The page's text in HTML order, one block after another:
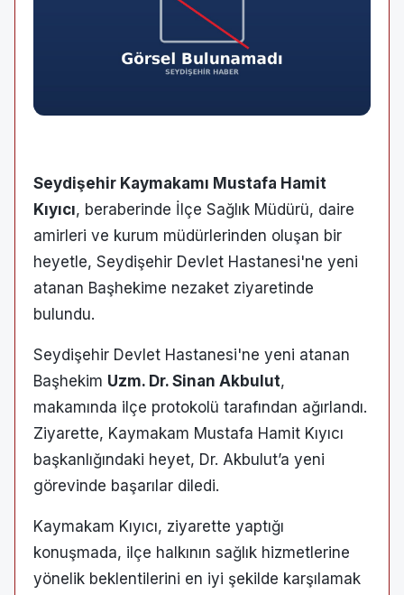
Seydişehir Kaymakamı Mustafa Hamit
Kıyıcı, beraberinde İlçe Sağlık Müdürü, daire
amirleri ve kurum müdürlerinden oluşan bir
heyetle, Seydişehir Devlet Hastanesi'ne yeni
atanan Başhekime nezaket ziyaretinde
bulundu.
Seydişehir Devlet Hastanesi'ne yeni atanan
Başhekim Uzm. Dr. Sinan Akbulut,
makamında ilçe protokolü tarafından ağırlandı.
Ziyarette, Kaymakam Mustafa Hamit Kıyıcı
başkanlığındaki heyet, Dr. Akbulut’a yeni
görevinde başarılar diledi.
Kaymakam Kıyıcı, ziyarette yaptığı
konuşmada, ilçe halkının sağlık hizmetlerine
yönelik beklentilerini en iyi şekilde karşılamak